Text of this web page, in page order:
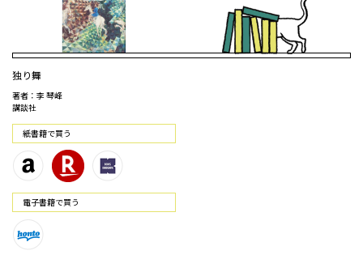
独り舞
著者：李 琴峰
講談社
紙書籍で買う
電⼦書籍で買う